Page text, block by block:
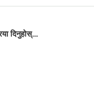
दिनुहोस्...